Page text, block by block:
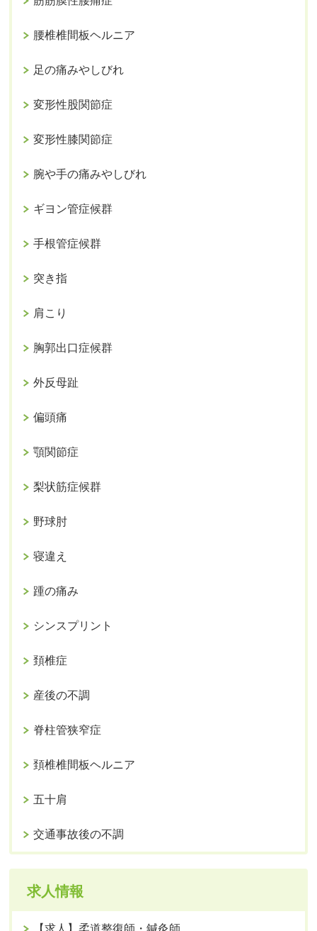
腰椎椎間板ヘルニア
足の痛みやしびれ
変形性股関節症
変形性膝関節症
腕や手の痛みやしびれ
ギヨン管症候群
手根管症候群
突き指
肩こり
胸郭出口症候群
外反母趾
偏頭痛
顎関節症
梨状筋症候群
野球肘
寝違え
踵の痛み
シンスプリント
頚椎症
産後の不調
脊柱管狭窄症
頚椎椎間板ヘルニア
五十肩
交通事故後の不調
求人情報
【求人】柔道整復師・鍼灸師